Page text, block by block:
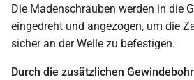
Die Madenschrauben werden in die
eingedreht und angezogen, um die
sicher an der Welle zu befestigen.
Durch die zusätzlichen